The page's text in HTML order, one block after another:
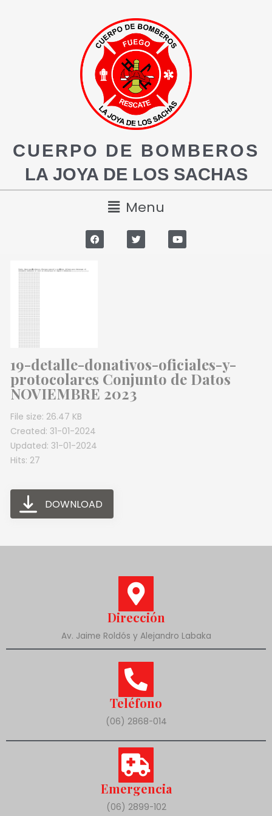
CUERPO DE BOMBEROS
LA JOYA DE LOS SACHAS
Menu
19-detalle-donativos-oficiales-y-
protocolares Conjunto de Datos
NOVIEMBRE 2023
File size: 26.47 KB
Created: 31-01-2024
Updated: 31-01-2024
Hits: 27
DOWNLOAD
Dirección
Av. Jaime Roldós y Alejandro Labaka
Teléfono
(06) 2868-014
Emergencia
(06) 2899-102